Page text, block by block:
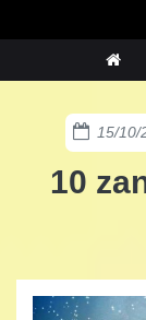
15/10/
10